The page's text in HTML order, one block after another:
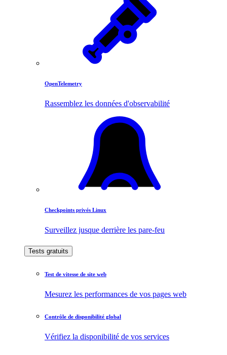
OpenTelemetry
Rassemblez les données d'observabilité
Checkpoints privés Linux
Surveillez jusque derrière les pare-feu
Tests gratuits
Test de vitesse de site web
Mesurez les performances de vos pages web
Contrôle de disponibilité global
Vérifiez la disponibilité de vos services